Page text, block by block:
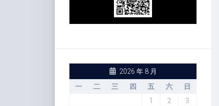
2026 年 8 月
一
二 三 四 五 六
日
1
2
3